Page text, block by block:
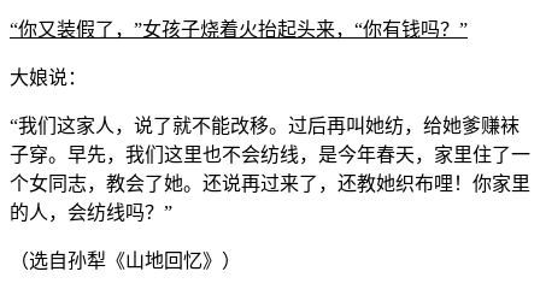
“你又装假了，”女孩子烧着火抬起头来，“你有钱吗？”
大娘说：
“我们这家人，说了就不能改移。过后再叫她纺，给她爹赚袜
子穿。早先，我们这里也不会纺线，是今年春天，家里住了一
个女同志，教会了她。还说再过来了，还教她织布哩！你家里
的人，会纺线吗？”
（选自孙犁《山地回忆》）